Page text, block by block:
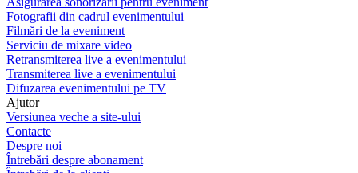
Fotografii din cadrul evenimentului
Filmări de la eveniment
Serviciu de mixare video
Retransmiterea live a evenimentului
Transmiterea live a evenimentului
Difuzarea evenimentului pe TV
Ajutor
Versiunea veche a site-ului
Contacte
Despre noi
Întrebări despre abonament